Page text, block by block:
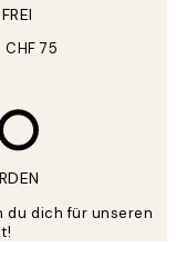
75
du dich für unseren